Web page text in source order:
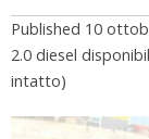
Published 10
2.0 diesel
intatto)